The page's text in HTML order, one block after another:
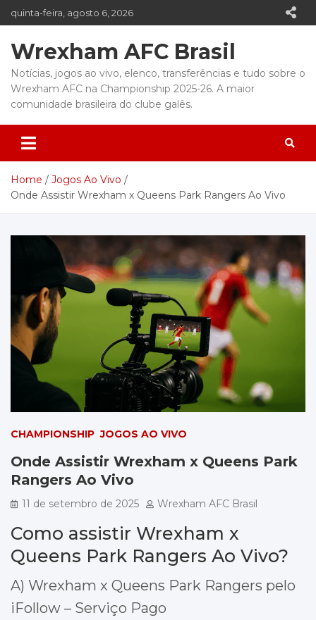
to
quinta-feira, agosto 6, 2026
Wrexham AFC Brasil
Notícias, jogos ao vivo, elenco, transferências e tudo sobre o
Wrexham AFC na Championship 2025-26. A maior
comunidade brasileira do clube galês.
Home
Jogos Ao Vivo
Onde Assistir Wrexham x Queens Park Rangers Ao Vivo
CHAMPIONSHIP JOGOS AO VIVO
Onde Assistir Wrexham x Queens Park
Rangers Ao Vivo
11 de setembro de 2025 Wrexham AFC Brasil
Como assistir Wrexham x
Queens Park Rangers Ao Vivo?
A) Wrexham x Queens Park Rangers pelo
iFollow – Serviço Pago